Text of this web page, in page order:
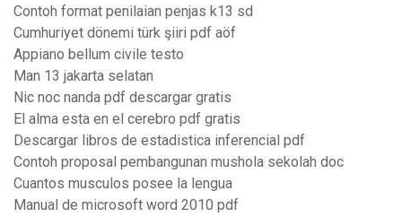
Contoh format penilaian penjas k13 sd
Cumhuriyet dönemi türk şiiri pdf aöf
Appiano bellum civile testo
Man 13 jakarta selatan
Nic noc nanda pdf descargar gratis
El alma esta en el cerebro pdf gratis
Descargar libros de estadistica inferencial pdf
Contoh proposal pembangunan mushola sekolah doc
Cuantos musculos posee la lengua
Manual de microsoft word 2010 pdf